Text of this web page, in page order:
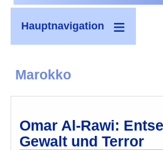
Hauptnavigation
Marokko
Omar Al-Rawi:
Gewalt und Terror